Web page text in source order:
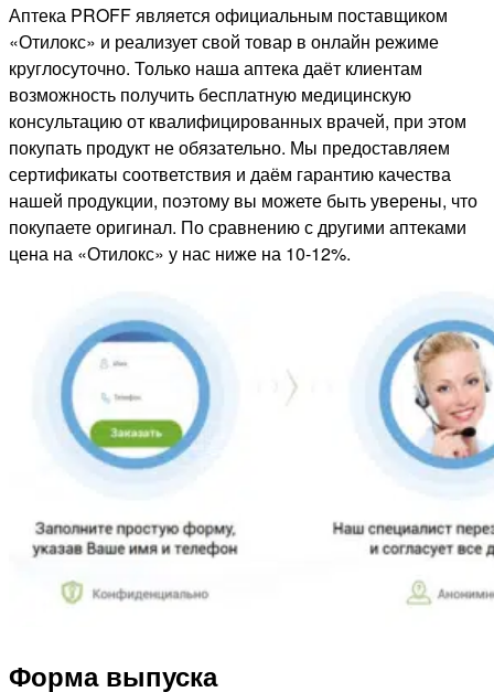
Аптека PROFF является официальным поставщиком
«Отилокс» и реализует свой товар в онлайн режиме
круглосуточно. Только наша аптека даёт клиентам
возможность получить бесплатную медицинскую
консультацию от квалифицированных врачей, при этом
покупать продукт не обязательно. Мы предоставляем
сертификаты соответствия и даём гарантию качества
нашей продукции, поэтому вы можете быть уверены, что
покупаете оригинал. По сравнению с другими аптеками
цена на «Отилокс» у нас ниже на 10-12%.
Форма выпуска